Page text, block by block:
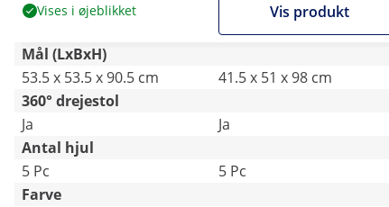
Vises i øjeblikket Vis produkt
Mål (LxBxH)
53.5 x 53.5 x 90.5 cm
41.5 x 51 x 98 cm
360° drejestol
Ja
Ja
Antal hjul
5 Pc
5 Pc
Farve